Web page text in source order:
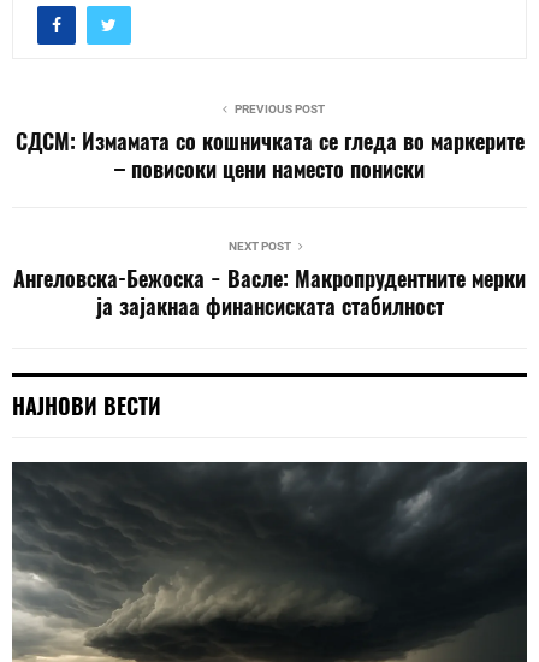
PREVIOUS POST
СДСМ: Измамата со кошничката се гледа во маркерите
– повисоки цени наместо пониски
NEXT POST
Ангеловска-Бежоска − Васле: Mакропрудентните мерки
ја зајакнаа финансиската стабилност
НАЈНОВИ ВЕСТИ